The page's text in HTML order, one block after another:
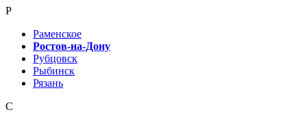
Р
Раменское
Ростов-на-Дону
Рубцовск
Рыбинск
Рязань
С